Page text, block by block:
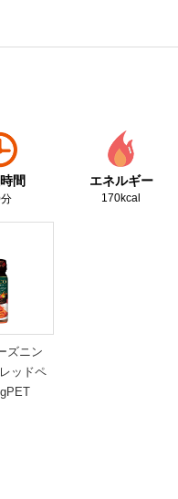
間 エネルギー
170kcal
ズニン
ッドペ